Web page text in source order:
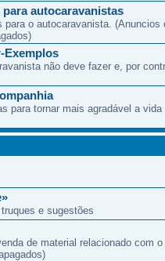
autocaravanistas
para o autocaravanista. (Anuncios
Exemplos
não deve fazer e, por
para tornar mais agradável a vida
e sugestões
de material relacionado com